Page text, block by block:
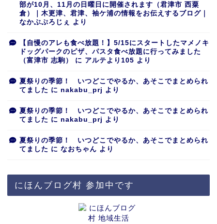
部が10月、11月の日曜日に開催されます（君津市 西粟
倉）｜木更津、君津、袖ケ浦の情報をお伝えするブログ｜
なかぶぷろじぇ
より
【自慢のアレも食べ放題！】5/15にスタートしたマメノキ
ドッグパークのピザ、パスタ食べ放題に行ってみました
（富津市 志駒）
に アルテより105 より
夏祭りの季節！ いつどこでやるか、あそこでまとめられ
てました に nakabu_prj より
夏祭りの季節！ いつどこでやるか、あそこでまとめられ
てました に nakabu_prj より
夏祭りの季節！ いつどこでやるか、あそこでまとめられ
てました に なおちゃん より
にほんブログ村 参加中です